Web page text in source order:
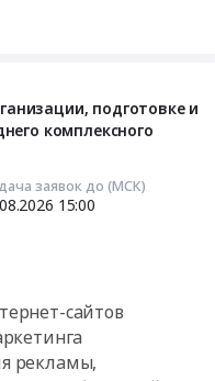
подготовке и
комплексного
заявок до (МСК)
15:00
сайтов
рекламы,